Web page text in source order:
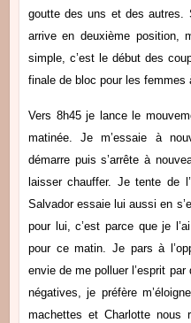
goutte des uns et des autres.
arrive en deuxième position,
simple, c’est le début des
finale de bloc pour les femmes
Vers 8h45 je lance le
matinée. Je m’essaie à
démarre puis s’arrête à
laisser chauffer. Je tente de
Salvador essaie lui aussi en
pour lui, c’est parce que je
pour ce matin. Je pars à
envie de me polluer l’esprit
négatives, je préfère
machettes et Charlotte nous